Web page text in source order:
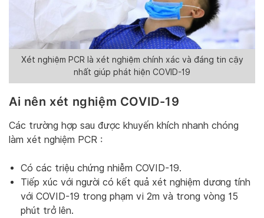
Xét nghiệm PCR là xét nghiệm chính xác và đáng tin cậy
nhất giúp phát hiện COVID-19
Ai nên xét nghiệm COVID-19
Các trường hợp sau được khuyến khích nhanh chóng
làm xét nghiệm PCR :
Có các triệu chứng nhiễm COVID-19.
Tiếp xúc với người có kết quả xét nghiệm dương tính
với COVID-19 trong phạm vi 2m và trong vòng 15
phút trở lên.